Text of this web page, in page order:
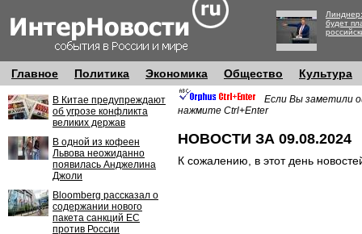
будет
Главное Политика Экономика Общество Культура
В Китае предупреждают
об угрозе конфликта
великих держав
В одной из кофеен
Львова неожиданно
появилась Анджелина
Джоли
Bloomberg рассказал о
содержании нового
пакета санкций ЕС
против России
Если Вы заметили
нажмите Ctrl+Enter
НОВОСТИ ЗА 09.08.2024
К сожалению, в этот день